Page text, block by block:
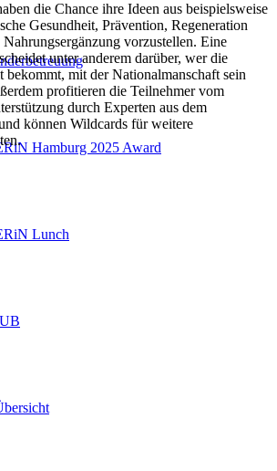
Hamburg 2025 Award
Lunch
die Chance ihre Ideen aus beispielsweise
Gesundheit, Prävention, Regeneration
vorzustellen. Eine
unter anderem darüber, wer die
mit der Nationalmanschaft sein
profitieren die Teilnehmer vom
durch Experten aus dem
können Wildcards für weitere